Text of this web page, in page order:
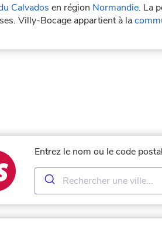
Calvados en région Normandie. La
Villy-Bocage appartient à la
Entrez le nom ou le code